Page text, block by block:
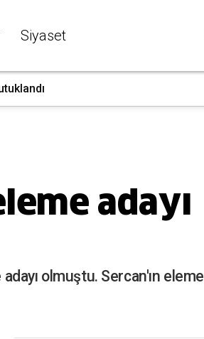
Siyaset
adayı
olmuştu. Sercan'ın eleme